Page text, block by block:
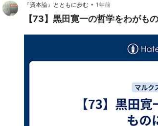
『資本論』とともに歩む • 1年前
【73】黒田寛一の哲学をわがも